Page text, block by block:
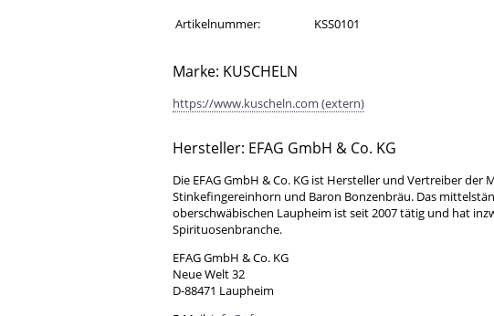
Artikelinformationen
Eigenschaft Wert
Artikelnummer: KSS0101
Marke: KUSCHELN
https://www.kuscheln.com (extern)
Hersteller: EFAG GmbH & Co. KG
Die EFAG GmbH & Co. KG ist Hersteller und Vertreiber der
Stinkefingereinhorn und Baron Bonzenbräu. Das
oberschwäbischen Laupheim ist seit 2007 tätig und hat
Spirituosenbranche.
EFAG GmbH & Co. KG
Neue Welt 32
D-88471 Laupheim